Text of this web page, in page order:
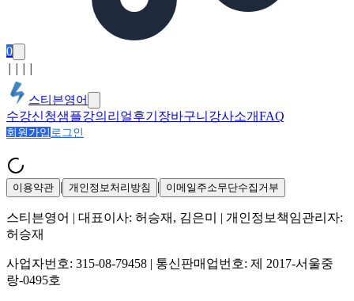
0
스티븐영어
수강신청샘플강의 리얼후기 장바구니 강사소개FAQ
회원가입 로그인
이용약관 | 개인정보처리방침 | 이메일주소무단수집거부
스티븐영어 | 대표이사: 허승재, 김은미
| 개인정보책임관리자:
허승재
사업자번호: 315-08-79458 | 통신판매업번호: 제 2017-서울중
랑-0495호